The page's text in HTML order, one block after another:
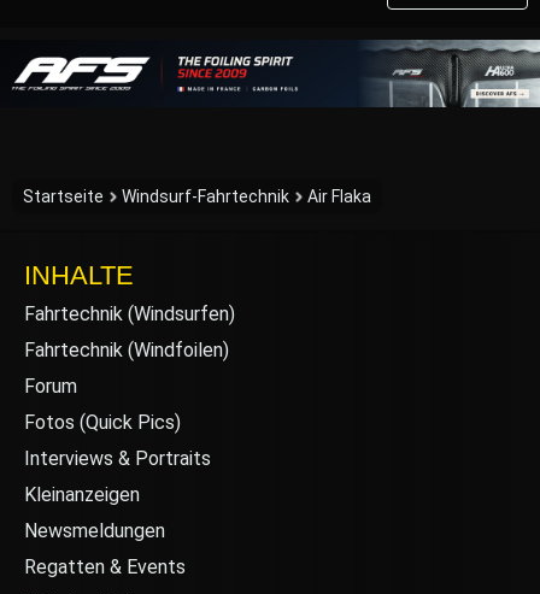
Startseite Windsurf-Fahrtechnik Air Flaka
INHALTE
Fahrtechnik (Windsurfen)
Fahrtechnik (Windfoilen)
Forum
Fotos (Quick Pics)
Interviews & Portraits
Kleinanzeigen
Newsmeldungen
Regatten & Events